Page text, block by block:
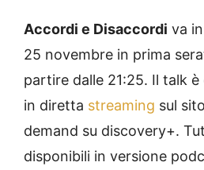
Accordi e Disaccordi va
25 novembre in prima
partire dalle 21:25. Il talk
in diretta streaming sul
demand su discovery+.
disponibili in versione